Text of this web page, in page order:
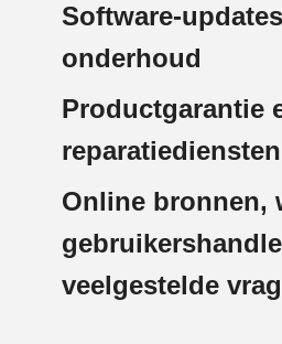
Software-
onderhoud
Productgarantie
reparatiediensten
Online bronnen,
veelgestelde